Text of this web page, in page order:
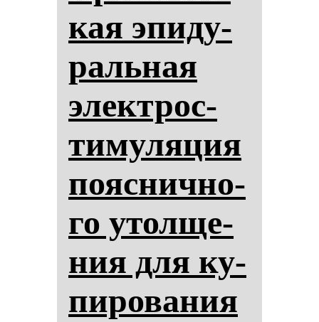
кая эпи­ду­
раль­ная
элек­трос­
ти­му­ля­ция
по­яс­нич­но­
го утол­ще­
ния для ку­
пи­ро­ва­ния